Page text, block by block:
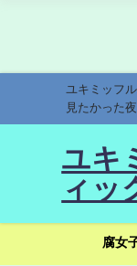
ユキミッフ
見たかった
ユキ
ィッ
腐女